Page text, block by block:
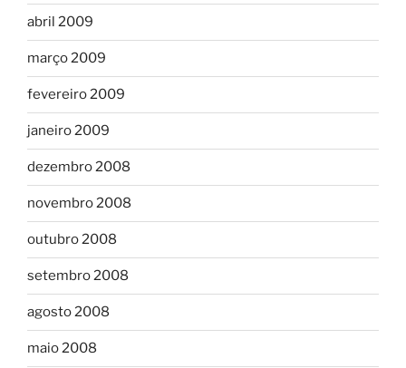
abril 2009
março 2009
fevereiro 2009
janeiro 2009
dezembro 2008
novembro 2008
outubro 2008
setembro 2008
agosto 2008
maio 2008